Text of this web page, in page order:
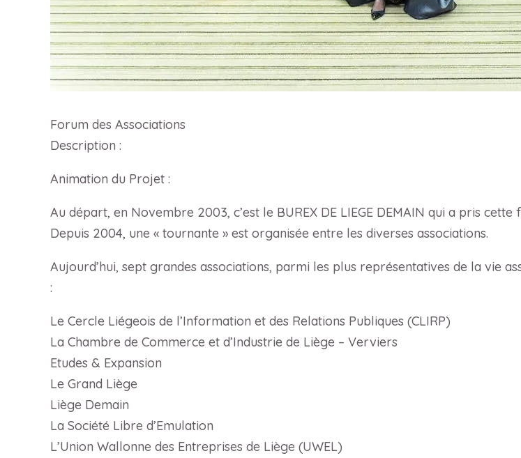
Forum des Associations
Description :
Animation du Projet :
Au départ, en Novembre 2003, c’est le BUREX DE LIEGE DEMAIN qui a pris cette
Depuis 2004, une « tournante » est organisée entre les diverses associations.
Aujourd’hui, sept grandes associations, parmi les plus représentatives de la vie
:
Le Cercle Liégeois de l’Information et des Relations Publiques (CLIRP)
La Chambre de Commerce et d’Industrie de Liège – Verviers
Etudes & Expansion
Le Grand Liège
Liège Demain
La Société Libre d’Emulation
L’Union Wallonne des Entreprises de Liège (UWEL)